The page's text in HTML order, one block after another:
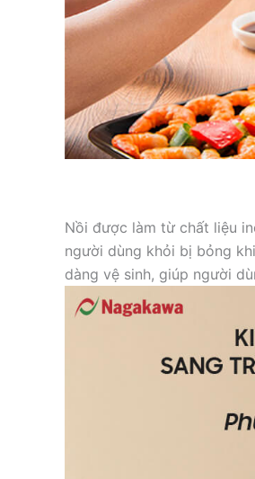
Nồi được làm từ chất liệu
người dùng khỏi bị bỏng
dàng vệ sinh, giúp người